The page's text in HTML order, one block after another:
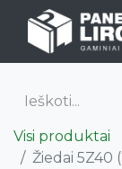
Visi produktai
Žiedai 5Z40